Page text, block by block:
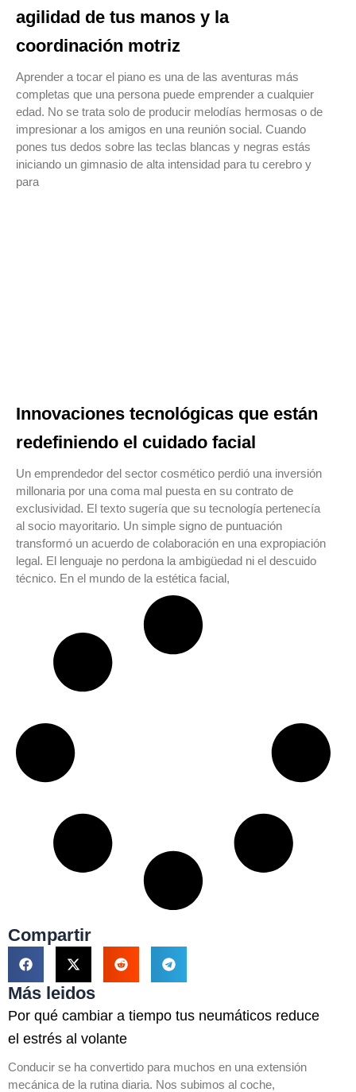
agilidad de tus manos y la
coordinación motriz
Aprender a tocar el piano es una de las aventuras más
completas que una persona puede emprender a cualquier
edad. No se trata solo de producir melodías hermosas o de
impresionar a los amigos en una reunión social. Cuando
pones tus dedos sobre las teclas blancas y negras estás
iniciando un gimnasio de alta intensidad para tu cerebro y
para
Innovaciones tecnológicas que están
redefiniendo el cuidado facial
Un emprendedor del sector cosmético perdió una inversión
millonaria por una coma mal puesta en su contrato de
exclusividad. El texto sugería que su tecnología pertenecía
al socio mayoritario. Un simple signo de puntuación
transformó un acuerdo de colaboración en una expropiación
legal. El lenguaje no perdona la ambigüedad ni el descuido
técnico. En el mundo de la estética facial,
Compartir
Más leidos
Por qué cambiar a tiempo tus neumáticos reduce
el estrés al volante
Conducir se ha convertido para muchos en una extensión
mecánica de la rutina diaria. Nos subimos al coche,